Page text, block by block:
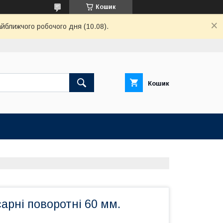
Кошик
робочого дня (10.08).
Кошик
поворотні 60 мм.